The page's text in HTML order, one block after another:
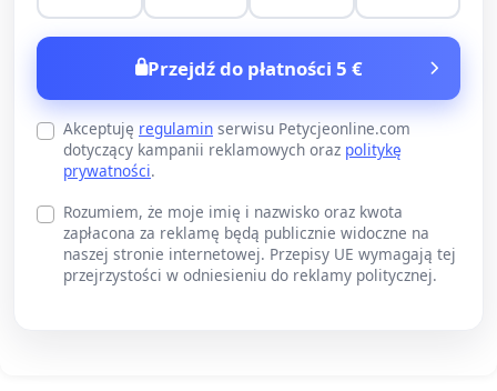
Przejdź do płatności 5 €
Akceptuję regulamin serwisu Petycjeonline.com
dotyczący kampanii reklamowych oraz politykę
prywatności.
Rozumiem, że moje imię i nazwisko oraz kwota
zapłacona za reklamę będą publicznie widoczne na
naszej stronie internetowej. Przepisy UE wymagają tej
przejrzystości w odniesieniu do reklamy politycznej.